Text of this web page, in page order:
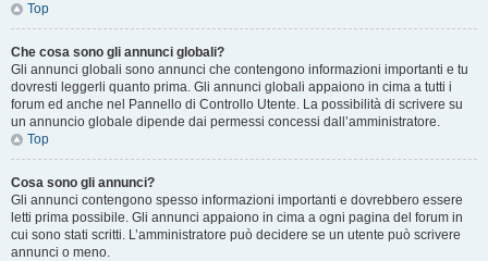
Top
Che cosa sono gli annunci globali?
Gli annunci globali sono annunci che contengono informazioni importanti e tu
dovresti leggerli quanto prima. Gli annunci globali appaiono in cima a tutti i
forum ed anche nel Pannello di Controllo Utente. La possibilità di scrivere su
un annuncio globale dipende dai permessi concessi dall’amministratore.
Top
Cosa sono gli annunci?
Gli annunci contengono spesso informazioni importanti e dovrebbero essere
letti prima possibile. Gli annunci appaiono in cima a ogni pagina del forum in
cui sono stati scritti. L’amministratore può decidere se un utente può scrivere
annunci o meno.